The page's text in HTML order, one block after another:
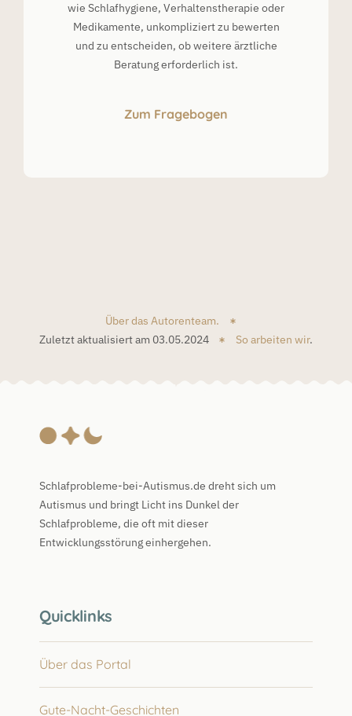
wie Schlafhygiene, Verhaltenstherapie oder
Medikamente, unkompliziert zu bewerten
und zu entscheiden, ob weitere ärztliche
Beratung erforderlich ist.
Zum Fragebogen
Über das Autorenteam.
Zuletzt aktualisiert am 03.05.2024
So arbeiten wir.
Schlafprobleme-bei-Autismus.de dreht sich um
Autismus und bringt Licht ins Dunkel der
Schlafprobleme, die oft mit dieser
Entwicklungsstörung einhergehen.
Quicklinks
Über das Portal
Gute-Nacht-Geschichten